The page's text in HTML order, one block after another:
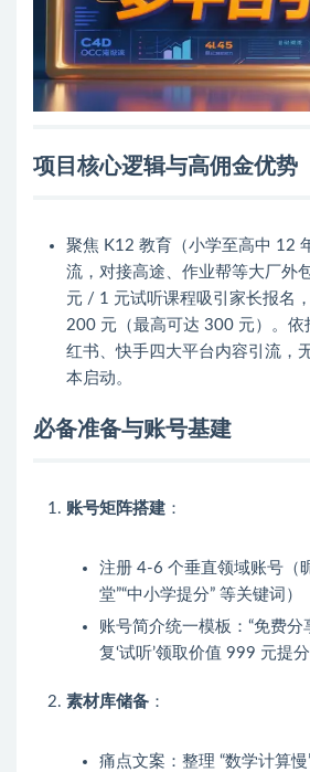
项目核心逻辑与高佣金优势
聚焦 K12 教育（小学至高中 12
流，对接高途、作业帮等大厂外
元 / 1 元试听课程吸引家长报名
200 元（最高可达 300 元）。依
红书、快手四大平台内容引流，
本启动。
必备准备与账号基建
账号矩阵搭建 ：
注册 4-6 个垂直领域账号（
堂”“中小学提分” 等关键词）
账号简介统一模板：“免费分
复‘试听’领取价值 999 元提
素材库储备 ：
痛点文案：整理 “数学计算慢